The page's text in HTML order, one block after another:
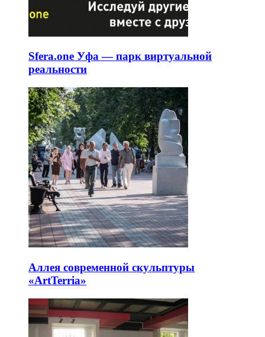
Sfera.one Уфа — парк виртуальной
реальности
Аллея современной скульптуры
«ArtTerria»